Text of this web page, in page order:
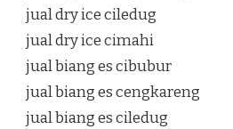
jual dry ice ciledug
jual dry ice cimahi
jual biang es cibubur
jual biang es cengkareng
jual biang es ciledug